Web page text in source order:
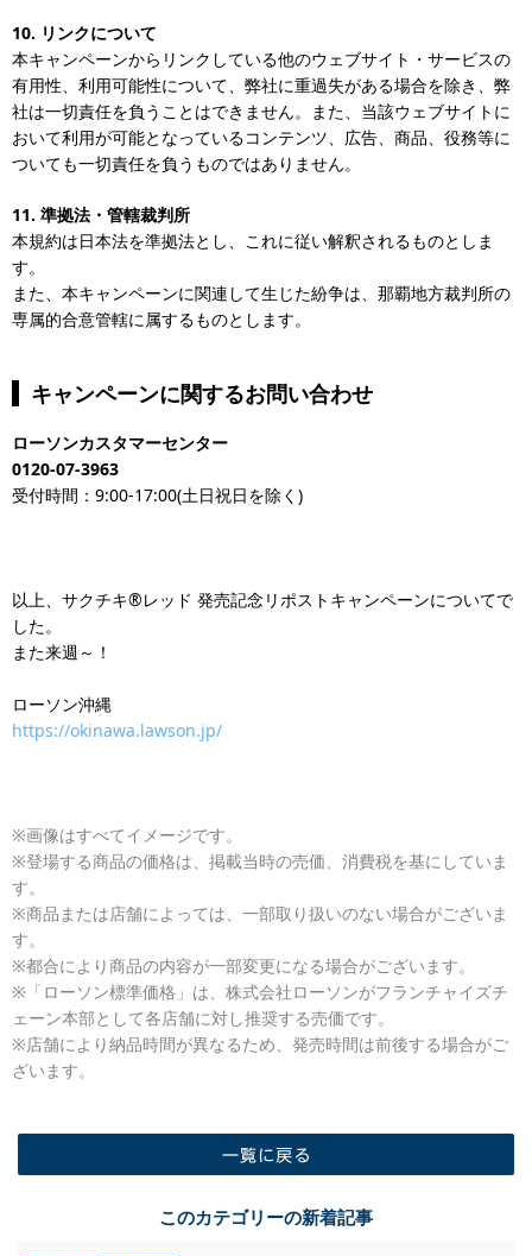
10. リンクについて
本キャンペーンからリンクしている他のウェブサイト・サービスの
有用性、利用可能性について、弊社に重過失がある場合を除き、弊
社は一切責任を負うことはできません。また、当該ウェブサイトに
おいて利用が可能となっているコンテンツ、広告、商品、役務等に
ついても一切責任を負うものではありません。
11. 準拠法・管轄裁判所
本規約は日本法を準拠法とし、これに従い解釈されるものとしま
す。
また、本キャンペーンに関連して生じた紛争は、那覇地方裁判所の
専属的合意管轄に属するものとします。
キャンペーンに関するお問い合わせ
ローソンカスタマーセンター
0120-07-3963
受付時間：9:00-17:00(土日祝日を除く)
以上、サクチキ®レッド 発売記念リポストキャンペーンについてで
した。
また来週～！
ローソン沖縄
https://okinawa.lawson.jp/
※画像はすべてイメージです。
※登場する商品の価格は、掲載当時の売価、消費税を基にしていま
す。
※商品または店舗によっては、一部取り扱いのない場合がございま
す。
※都合により商品の内容が一部変更になる場合がございます。
※「ローソン標準価格」は、株式会社ローソンがフランチャイズチ
ェーン本部として各店舗に対し推奨する売価です。
※店舗により納品時間が異なるため、発売時間は前後する場合がご
ざいます。
このカテゴリーの新着記事